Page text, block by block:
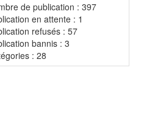
de publication : 397
en attente : 1
refusés : 57
bannis : 3
: 28